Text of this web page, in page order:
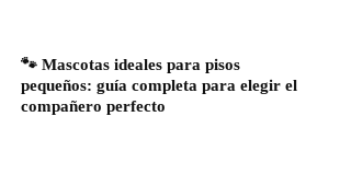
🐾 Mascotas ideales para pisos
pequeños: guía completa para elegir el
compañero perfecto